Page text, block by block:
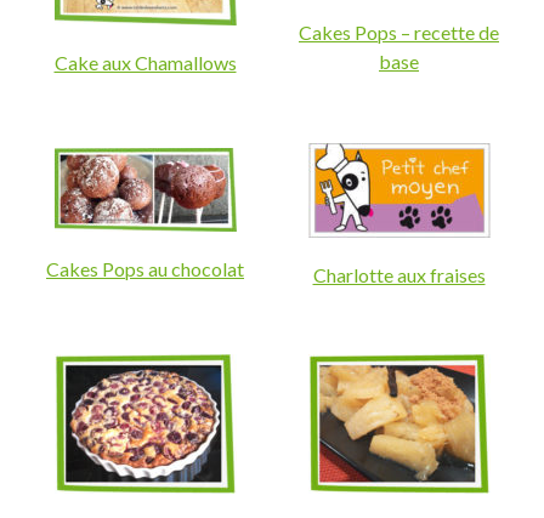
Cake aux Chamallows
Cakes Pops – recette de
base
Cakes Pops au chocolat Charlotte aux fraises